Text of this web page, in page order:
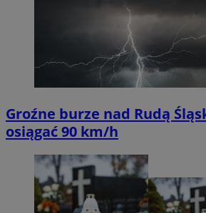
Groźne burze nad Rudą
osiągać 90 km/h